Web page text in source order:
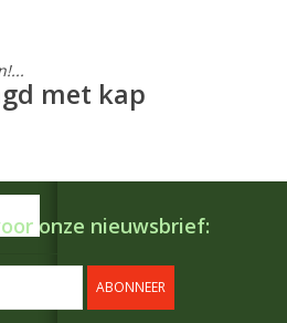
met kap
onze nieuwsbrief:
ABONNEER